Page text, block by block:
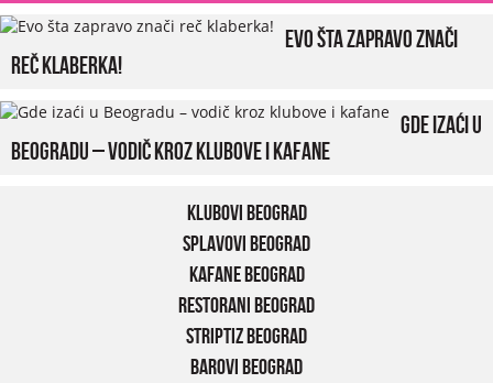
Evo šta zapravo znači
reč klaberka!
Gde izaći u
Beogradu – vodič kroz klubove i kafane
Klubovi Beograd
Splavovi Beograd
Kafane Beograd
Restorani Beograd
Striptiz Beograd
Barovi Beograd